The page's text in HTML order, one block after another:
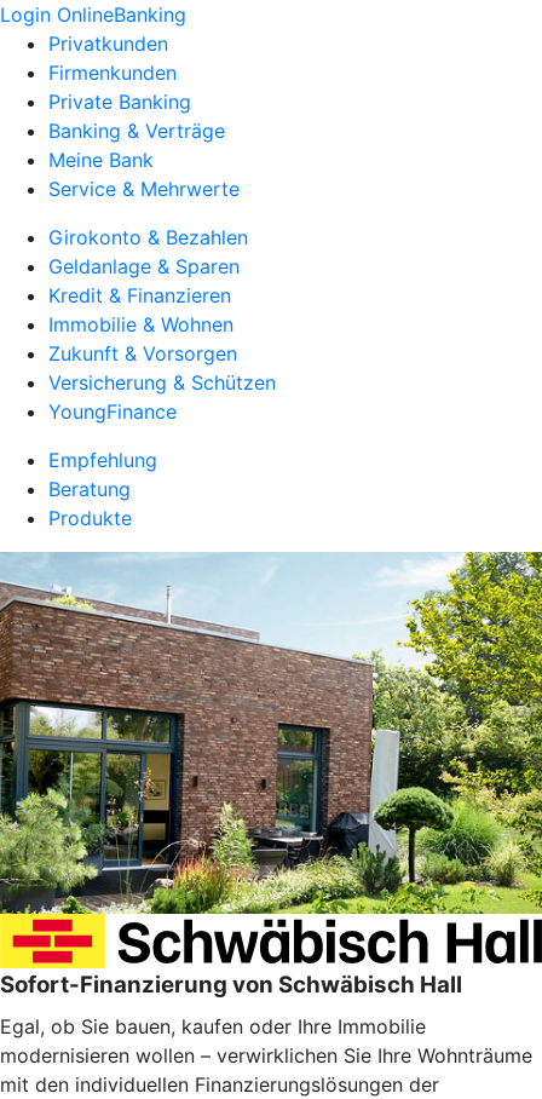
Login OnlineBanking
Privatkunden
Firmenkunden
Private Banking
Banking & Verträge
Meine Bank
Service & Mehrwerte
Girokonto & Bezahlen
Geldanlage & Sparen
Kredit & Finanzieren
Immobilie & Wohnen
Zukunft & Vorsorgen
Versicherung & Schützen
YoungFinance
Empfehlung
Beratung
Produkte
Sofort-Finanzierung von Schwäbisch Hall
Egal, ob Sie bauen, kaufen oder Ihre Immobilie
modernisieren wollen – verwirklichen Sie Ihre Wohnträume
mit den individuellen Finanzierungslösungen der